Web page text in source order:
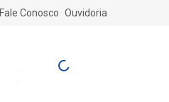
Fale Conosco Ouvidoria
Entre ou Cadastre-